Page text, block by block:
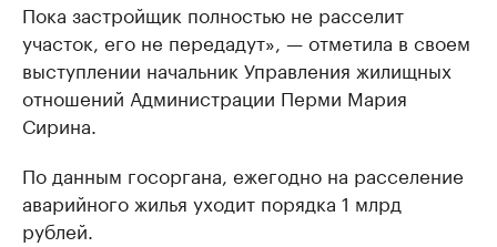
Пока застройщик полностью не расселит
участок, его не передадут», — отметила в своем
выступлении начальник Управления жилищных
отношений Администрации Перми Мария
Сирина.
По данным госоргана, ежегодно на расселение
аварийного жилья уходит порядка 1 млрд
рублей.